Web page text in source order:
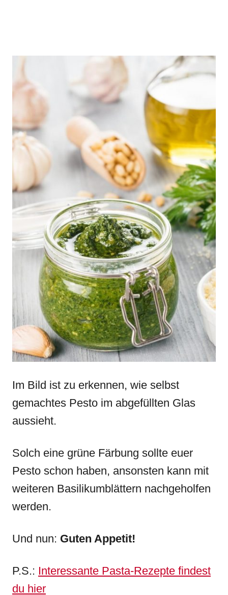
Im Bild ist zu erkennen, wie selbst
gemachtes Pesto im abgefüllten Glas
aussieht.
Solch eine grüne Färbung sollte euer
Pesto schon haben, ansonsten kann mit
weiteren Basilikumblättern nachgeholfen
werden.
Und nun: Guten Appetit!
P.S.: Interessante Pasta-Rezepte findest
du hier